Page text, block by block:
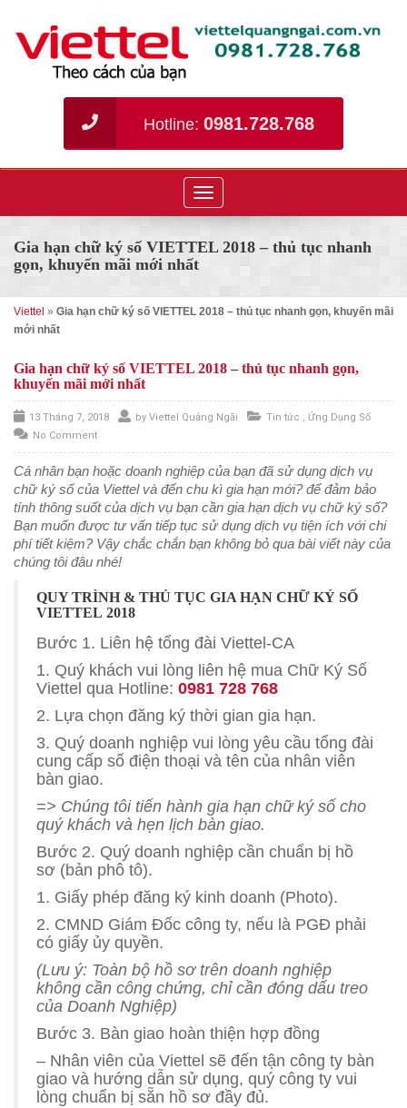
Hotline: 0981.728.768
Toggle
navigation
Gia hạn chữ ký số VIETTEL 2018 – thủ tục nhanh
gọn, khuyến mãi mới nhất
Viettel » Gia hạn chữ ký số VIETTEL 2018 – thủ tục nhanh gọn, khuyến mãi
mới nhất
Gia hạn chữ ký số VIETTEL 2018 – thủ tục nhanh gọn,
khuyến mãi mới nhất
13 Tháng 7, 2018 by Viettel Quảng Ngãi Tin tức , Ứng Dụng Số
No Comment
Cá nhân bạn hoặc doanh nghiệp của bạn đã sử dụng dịch vụ
chữ ký số của Viettel và đến chu kì gia hạn mới? để đảm bảo
tính thông suốt của dịch vụ bạn cần gia hạn dịch vụ chữ ký số?
Bạn muốn được tư vấn tiếp tục sử dụng dịch vụ tiện ích với chi
phí tiết kiệm? Vậy chắc chắn bạn không bỏ qua bài viết này của
chúng tôi đâu nhé!
QUY TRÌNH & THỦ TỤC GIA HẠN CHỮ KÝ SỐ
VIETTEL 2018
Bước 1. Liên hệ tổng đài Viettel-CA
1. Quý khách vui lòng liên hệ mua Chữ Ký Số
Viettel qua Hotline: 0981 728 768
2. Lựa chọn đăng ký thời gian gia hạn.
3. Quý doanh nghiệp vui lòng yêu cầu tổng đài
cung cấp số điện thoại và tên của nhân viên
bàn giao.
=> Chúng tôi tiến hành gia hạn chữ ký số cho
quý khách và hẹn lịch bàn giao.
Bước 2. Quý doanh nghiệp cần chuẩn bị hồ
sơ (bản phô tô).
1. Giấy phép đăng ký kinh doanh (Photo).
2. CMND Giám Đốc công ty, nếu là PGĐ phải
có giấy ủy quyền.
(Lưu ý: Toàn bộ hồ sơ trên doanh nghiệp
không cần công chứng, chỉ cần đóng dấu treo
của Doanh Nghiệp)
Bước 3. Bàn giao hoàn thiện hợp đồng
– Nhân viên của Viettel sẽ đến tận công ty bàn
giao và hướng dẫn sử dụng, quý công ty vui
lòng chuẩn bị sẵn hồ sơ đầy đủ.